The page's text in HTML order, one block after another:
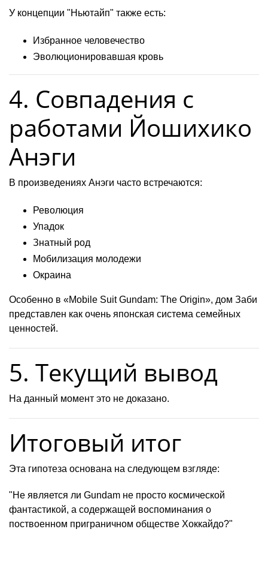
У концепции "Ньютайп" также есть:
Избранное человечество
Эволюционировавшая кровь
4. Совпадения с
работами Йошихико
Анэги
В произведениях Анэги часто встречаются:
Революция
Упадок
Знатный род
Мобилизация молодежи
Окраина
Особенно в «Mobile Suit Gundam: The Origin», дом Заби
представлен как очень японская система семейных
ценностей.
5. Текущий вывод
На данный момент это не доказано.
Итоговый итог
Эта гипотеза основана на следующем взгляде:
"Не является ли Gundam не просто космической
фантастикой, а содержащей воспоминания о
поствоенном приграничном обществе Хоккайдо?"